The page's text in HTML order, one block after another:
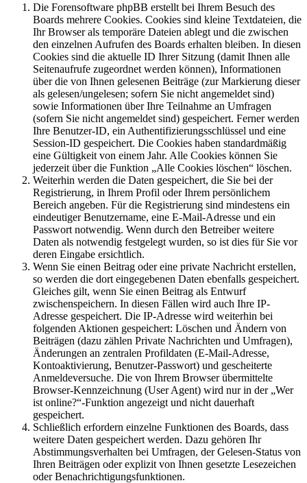
Die Forensoftware phpBB erstellt bei Ihrem Besuch des
Boards mehrere Cookies. Cookies sind kleine Textdateien, die
Ihr Browser als temporäre Dateien ablegt und die zwischen
den einzelnen Aufrufen des Boards erhalten bleiben. In diesen
Cookies sind die aktuelle ID Ihrer Sitzung (damit Ihnen alle
Seitenaufrufe zugeordnet werden können), Informationen
über die von Ihnen gelesenen Beiträge (zur Markierung dieser
als gelesen/ungelesen; sofern Sie nicht angemeldet sind)
sowie Informationen über Ihre Teilnahme an Umfragen
(sofern Sie nicht angemeldet sind) gespeichert. Ferner werden
Ihre Benutzer-ID, ein Authentifizierungsschlüssel und eine
Session-ID gespeichert. Die Cookies haben standardmäßig
eine Gültigkeit von einem Jahr. Alle Cookies können Sie
jederzeit über die Funktion „Alle Cookies löschen“ löschen.
Weiterhin werden die Daten gespeichert, die Sie bei der
Registrierung, in Ihrem Profil oder Ihrem persönlichem
Bereich angeben. Für die Registrierung sind mindestens ein
eindeutiger Benutzername, eine E-Mail-Adresse und ein
Passwort notwendig. Wenn durch den Betreiber weitere
Daten als notwendig festgelegt wurden, so ist dies für Sie vor
deren Eingabe ersichtlich.
Wenn Sie einen Beitrag oder eine private Nachricht erstellen,
so werden die dort eingegebenen Daten ebenfalls gespeichert.
Gleiches gilt, wenn Sie einen Beitrag als Entwurf
zwischenspeichern. In diesen Fällen wird auch Ihre IP-
Adresse gespeichert. Die IP-Adresse wird weiterhin bei
folgenden Aktionen gespeichert: Löschen und Ändern von
Beiträgen (dazu zählen Private Nachrichten und Umfragen),
Änderungen an zentralen Profildaten (E-Mail-Adresse,
Kontoaktivierung, Benutzer-Passwort) und gescheiterte
Anmeldeversuche. Die von Ihrem Browser übermittelte
Browser-Kennzeichnung (User Agent) wird nur in der „Wer
ist online?“-Funktion angezeigt und nicht dauerhaft
gespeichert.
Schließlich erfordern einzelne Funktionen des Boards, dass
weitere Daten gespeichert werden. Dazu gehören Ihr
Abstimmungsverhalten bei Umfragen, der Gelesen-Status von
Ihren Beiträgen oder explizit von Ihnen gesetzte Lesezeichen
oder Benachrichtigungsfunktionen.